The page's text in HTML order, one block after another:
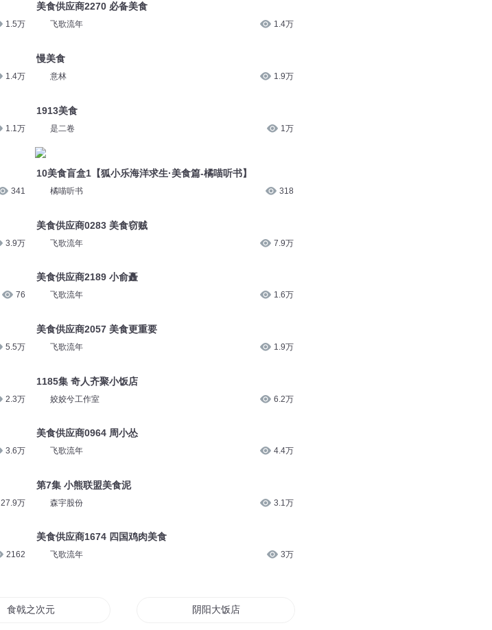
1.5万
1.4万
1.1万
341
3.9万
76
5.5万
2.3万
3.6万
27.9万
2162
美食供应商2270 必备美食
飞歌流年 1.4万
慢美食
意林 1.9万
1913美食
是二卷 1万
10美食盲盒1【狐小乐海洋求生·美食篇-橘喵听书】
橘喵听书 318
美食供应商0283 美食窃贼
飞歌流年 7.9万
美食供应商2189 小俞矗
飞歌流年 1.6万
美食供应商2057 美食更重要
飞歌流年 1.9万
1185集 奇人齐聚小饭店
姣姣兮工作室 6.2万
美食供应商0964 周小怂
飞歌流年 4.4万
第7集 小熊联盟美食泥
森宇股份 3.1万
美食供应商1674 四国鸡肉美食
飞歌流年 3万
食戟之次元饭店 阴阳大饭店